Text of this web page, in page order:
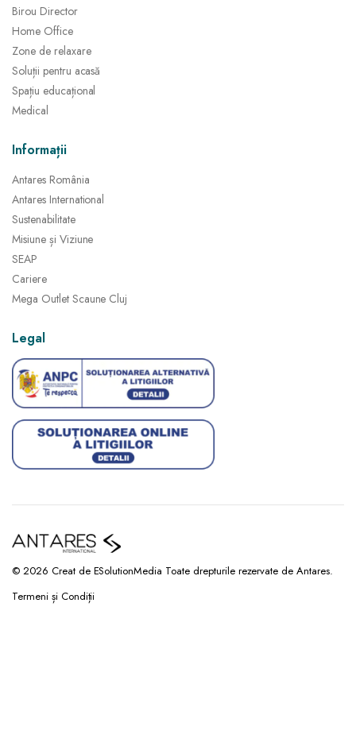
Birou Director
Home Office
Zone de relaxare
Soluții pentru acasă
Spațiu educațional
Medical
Informații
Antares România
Antares International
Sustenabilitate
Misiune și Viziune
SEAP
Cariere
Mega Outlet Scaune Cluj
Legal
© 2026 Creat de ESolutionMedia Toate drepturile rezervate de Antares.
Termeni și Condiții